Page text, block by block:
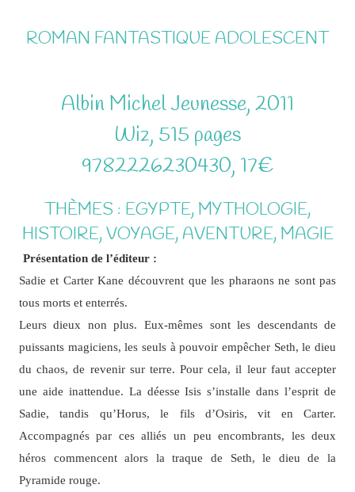
ROMAN FANTASTIQUE ADOLESCENT
Albin Michel Jeunesse, 2011
Wiz, 515 pages
9782226230430, 17€
THÈMES : EGYPTE, MYTHOLOGIE,
HISTOIRE, VOYAGE, AVENTURE, MAGIE
Présentation de l’éditeur :
Sadie et Carter Kane découvrent que les pharaons ne sont pas
tous morts et enterrés.
Leurs dieux non plus. Eux-mêmes sont les descendants de
puissants magiciens, les seuls à pouvoir empêcher Seth, le dieu
du chaos, de revenir sur terre. Pour cela, il leur faut accepter
une aide inattendue. La déesse Isis s’installe dans l’esprit de
Sadie, tandis qu’Horus, le fils d’Osiris, vit en Carter.
Accompagnés par ces alliés un peu encombrants, les deux
héros commencent alors la traque de Seth, le dieu de la
Pyramide rouge.